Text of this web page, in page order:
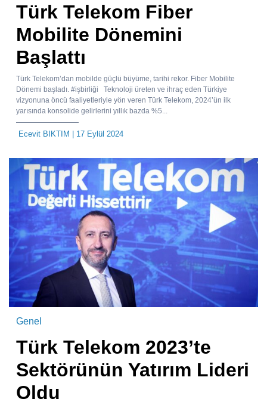
Türk Telekom Fiber
Mobilite Dönemini
Başlattı
Türk Telekom’dan mobilde güçlü büyüme, tarihi rekor. Fiber Mobilite
Dönemi başladı. #işbirliği Teknoloji üreten ve ihraç eden Türkiye
vizyonuna öncü faaliyetleriyle yön veren Türk Telekom, 2024’ün ilk
yarısında konsolide gelirlerini yıllık bazda %5...
Ecevit BIKTIM | 17 Eylül 2024
Genel
Türk Telekom 2023’te
Sektörünün Yatırım Lideri
Oldu